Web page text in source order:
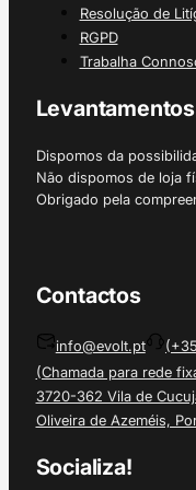
Resolução de
RGPD
Trabalha
Dispomos da
Não dispomos de loja
Obrigado pela
Contactos
info@evolt.pt
(Chamada para rede
3720-362 Vila de
Oliveira de Azeméis,
Socializa!